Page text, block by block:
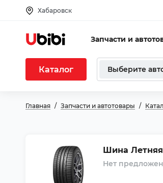
Хабаровск
Запчасти и
Каталог Выберите
Главная Запчасти и автотовары
Шина Летняя
Нет